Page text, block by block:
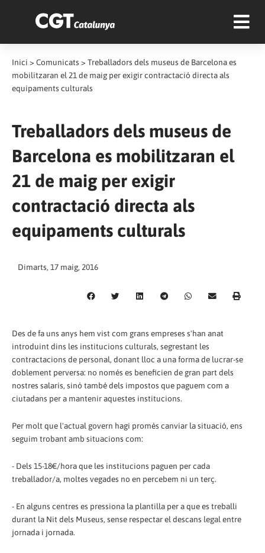
Inici > Comunicats > Treballadors dels museus de Barcelona es
mobilitzaran el 21 de maig per exigir contractació directa als
equipaments culturals
Treballadors dels museus de
Barcelona es mobilitzaran el
21 de maig per exigir
contractació directa als
equipaments culturals
Dimarts, 17 maig, 2016
Des de fa uns anys hem vist com grans empreses s'han anat
introduint dins les institucions culturals, segrestant les
contractacions de personal, donant lloc a una forma de lucrar-se
doblement perversa: no només es beneficien de gran part dels
nostres salaris, sinó també dels impostos que paguem com a
ciutadans per a mantenir aquestes institucions.
Per molt que l'actual govern hagi promès canviar la situació, ens
seguim trobant amb situacions com:
- Dels 15-18€/hora que les institucions paguen per cada
treballador/a, moltes vegades no en percebem ni un terç.
- En alguns centres es pressiona la plantilla per a que es treballi
durant la Nit dels Museus, sense respectar el descans legal entre
jornada i jornada.